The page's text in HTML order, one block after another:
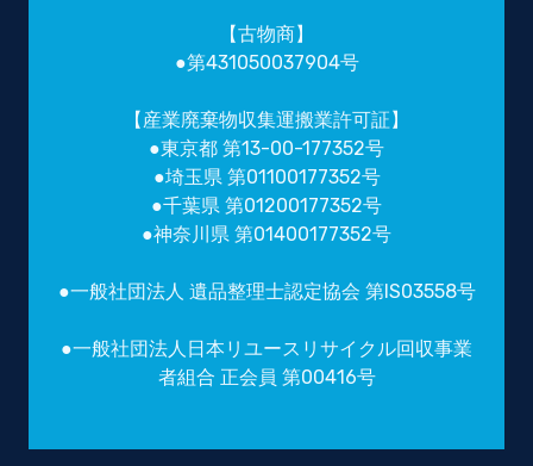
【古物商】
●第431050037904号
【産業廃棄物収集運搬業許可証】
●東京都 第13-00-177352号
●埼玉県 第01100177352号
●千葉県 第01200177352号
●神奈川県 第01400177352号
●一般社団法人 遺品整理士認定協会 第IS03558号
●一般社団法人日本リユースリサイクル回収事業
者組合 正会員 第00416号